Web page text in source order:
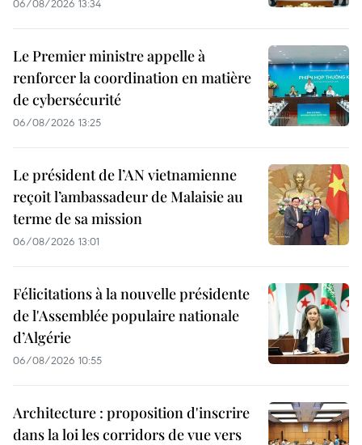
Le Premier ministre appelle à
renforcer la coordination en matière
de cybersécurité
06/08/2026 13:25
Le président de l’AN vietnamienne
reçoit l’ambassadeur de Malaisie au
terme de sa mission
06/08/2026 13:01
Félicitations à la nouvelle présidente
de l'Assemblée populaire nationale
d’Algérie
06/08/2026 10:55
Architecture : proposition d'inscrire
dans la loi les corridors de vue vers